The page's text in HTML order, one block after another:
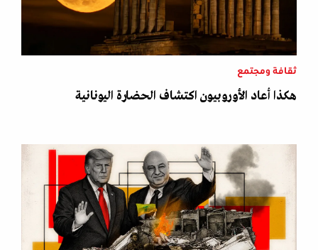
ثقافة ومجتمع
هكذا أعاد الأوروبيون اكتشاف الحضارة اليونانية